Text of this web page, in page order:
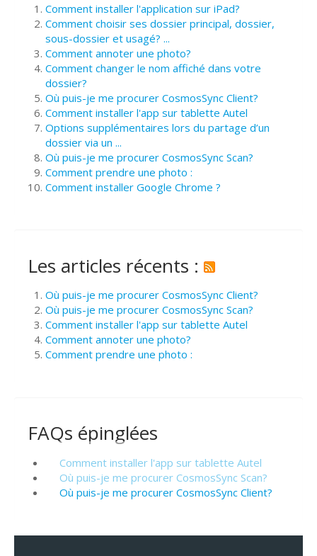
Comment installer l'application sur iPad?
Comment choisir ses dossier principal, dossier,
sous-dossier et usagé? ...
Comment annoter une photo?
Comment changer le nom affiché dans votre
dossier?
Où puis-je me procurer CosmosSync Client?
Comment installer l'app sur tablette Autel
Options supplémentaires lors du partage d’un
dossier via un ...
Où puis-je me procurer CosmosSync Scan?
Comment prendre une photo :
Comment installer Google Chrome ?
Les articles récents :
Où puis-je me procurer CosmosSync Client?
Où puis-je me procurer CosmosSync Scan?
Comment installer l'app sur tablette Autel
Comment annoter une photo?
Comment prendre une photo :
FAQs épinglées
Comment installer l'app sur tablette Autel
Où puis-je me procurer CosmosSync Scan?
Où puis-je me procurer CosmosSync Client?